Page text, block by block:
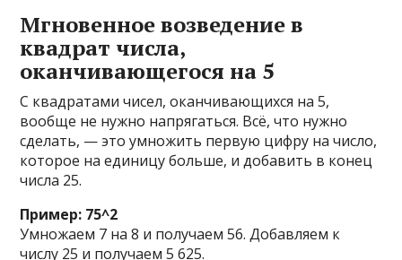
Мгновенное возведение в
квадрат числа,
оканчивающегося на 5
С квадратами чисел, оканчивающихся на 5,
вообще не нужно напрягаться. Всё, что нужно
сделать, — это умножить первую цифру на число,
которое на единицу больше, и добавить в конец
числа 25.
Пример: 75^2
Умножаем 7 на 8 и получаем 56. Добавляем к
числу 25 и получаем 5 625.